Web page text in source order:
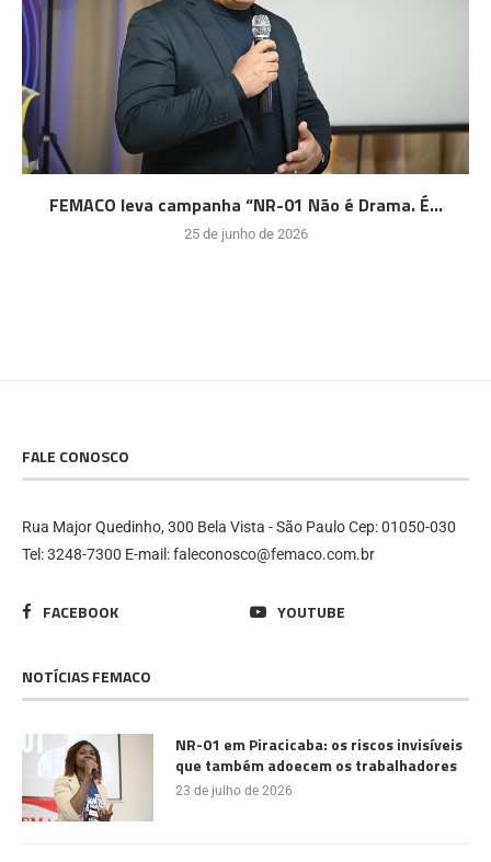
FEMACO leva campanha “NR-01 Não é Drama. É...
25 de junho de 2026
FALE CONOSCO
Rua Major Quedinho, 300 Bela Vista - São Paulo Cep: 01050-030
Tel: 3248-7300 E-mail: faleconosco@femaco.com.br
FACEBOOK YOUTUBE
NOTÍCIAS FEMACO
NR-01 em Piracicaba: os riscos invisíveis
que também adoecem os trabalhadores
23 de julho de 2026